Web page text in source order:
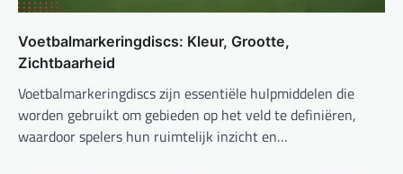
Voetbalmarkeringdiscs: Kleur, Grootte,
Zichtbaarheid
Voetbalmarkeringdiscs zijn essentiële hulpmiddelen die
worden gebruikt om gebieden op het veld te definiëren,
waardoor spelers hun ruimtelijk inzicht en…